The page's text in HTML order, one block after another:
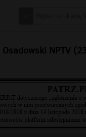
Osadowski NPTV